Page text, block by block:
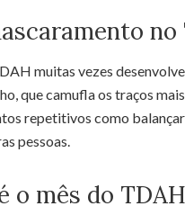
no
muitas vezes
que camufla os traços
repetitivos como
pessoas.
o mês do